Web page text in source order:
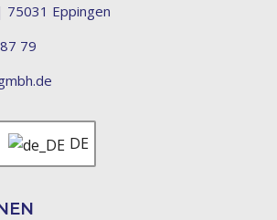
75031 Eppingen
79
DE